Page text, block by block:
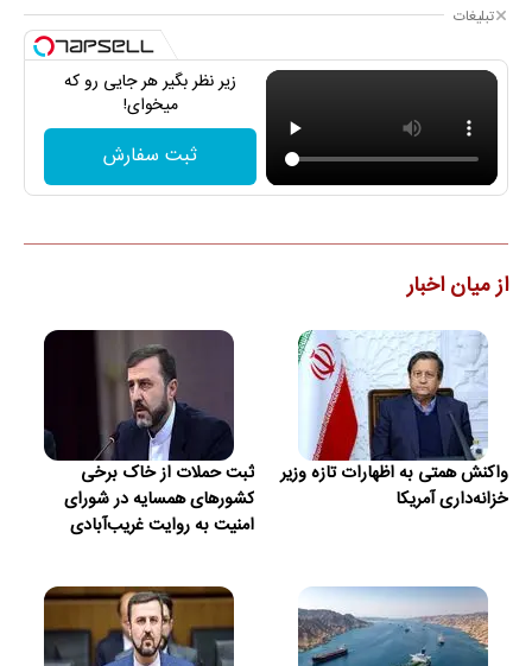
تبلیغات
زیر نظر بگیر هر جایی رو که
میخوای!
ثبت سفارش
از میان اخبار
واکنش همتی به اظهارات تازه وزیر
خزانه‌داری آمریکا
ثبت حملات از خاک برخی
کشورهای همسایه در شورای
امنیت به روایت غریب‌آبادی